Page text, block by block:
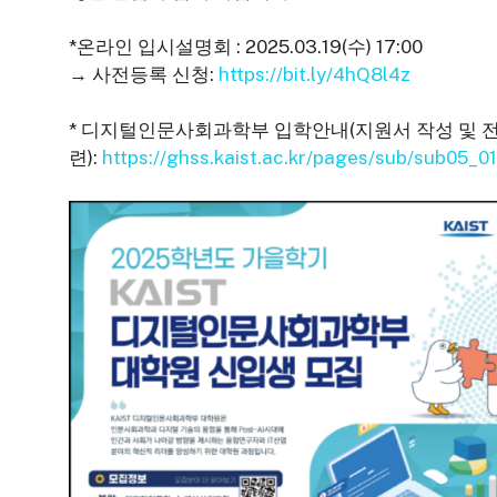
*온라인 입시설명회 : 2025.03.19(수) 17:00
→ 사전등록 신청: https://bit.ly/4hQ8l4z
* 디지털인문사회과학부 입학안내(지원서 작성 및
련): https://ghss.kaist.ac.kr/pages/sub/sub05_01